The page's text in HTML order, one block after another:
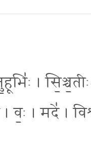
।
। मदे॑ ।